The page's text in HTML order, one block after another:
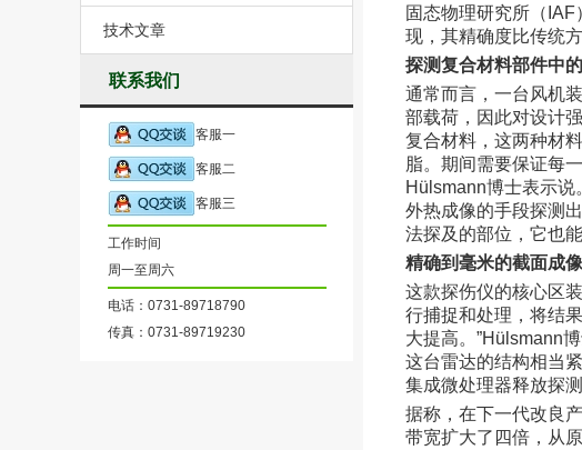
客服一
客服二
客服三
工作时间
周一至周六
电话：0731-89718790
传真：0731-89719230
联系我们
技术文章
固态物理研究所（
现，其精确度比传统
探测复合材料部件中
通常而言，一台风机
部载荷，因此对设计
复合材料，这两种材
脂。期间需要保证每
Hülsmann博士表示
外热成像的手段探测
法探及的部位，它也
精确到毫米的截面成
这款探伤仪的核心区
行捕捉和处理，将结
大提高。”Hülsmann
这台雷达的结构相当
集成微处理器释放探测
据称，在下一代改良
带宽扩大了四倍，从